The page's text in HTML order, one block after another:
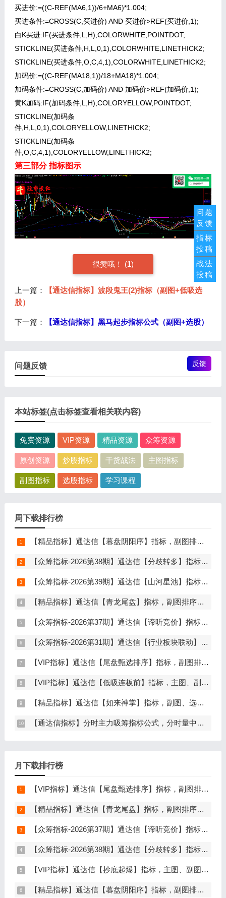
买进价:=((C-REF(MA6,1))/6+MA6)*1.004;
买进条件:=CROSS(C,买进价) AND 买进价>REF(买进价,1);
白K买进:IF(买进条件,L,H),COLORWHITE,POINTDOT;
STICKLINE(买进条件,H,L,0,1),COLORWHITE,LINETHICK2;
STICKLINE(买进条件,O,C,4,1),COLORWHITE,LINETHICK2;
加码价:=((C-REF(MA18,1))/18+MA18)*1.004;
加码条件:=CROSS(C,加码价) AND 加码价>REF(加码价,1);
黄K加码:IF(加码条件,L,H),COLORYELLOW,POINTDOT;
STICKLINE(加码条
件,H,L,0,1),COLORYELLOW,LINETHICK2;
STICKLINE(加码条
件,O,C,4,1),COLORYELLOW,LINETHICK2;
第三部分 指标图示
很赞哦！ (1)
上一篇：
【通达信指标】波段鬼王(2)指标（副图+低吸选
股）
下一篇： 【通达信指标】黑马起步指标公式（副图+选股）
问题反馈 反馈
本站标签(点击标签查看相关联内容)
免费资源 VIP资源 精品资源 众筹资源
原创资源 炒股指标 干货战法 主图指标
副图指标 选股指标 学习课程
周下载排行榜
【精品指标】通达信【暮盘阴阳序】指标，副图排序，尾盘选股，电脑版量化辅助工具，尾盘排序，信号全天不变，仅限电脑通达信使用
【众筹指标-2026第38期】通达信【分歧转多】指标，主图、副图、选股，首板分歧低吸二波行情，信号少，胜率高，手机电脑通达信通用
【众筹指标-2026第39期】通达信【山河星池】指标，主图、副图、选股，中短线趋势拐点与量能异动突破，信号少而精，手机电脑通达信通用
【精品指标】通达信【青龙尾盘】指标，副图排序，分时主图，排序潜伏，次日套利，信号可回看，超短策略，仅限电脑通达信使用
【众筹指标-2026第37期】通达信【谛听竞价】指标，副图排序、选股，原价5980元的早盘竞价指标，可回测历史数据，信号全天不变，开放源码可永久使用，手机电脑通达信通用
【众筹指标-2026第31期】通达信【行业板块联动】指标，主图、选股，精准捕捉板块行情，分清龙头补涨规避回落，无未来函数，仅支持电脑通达信
【VIP指标】通达信【尾盘甄选排序】指标，副图排序，短线打造的尾盘战法，今买明卖超短战法，信号可回测，仅限电脑通达信使用
【VIP指标】通达信【低吸连板前】指标，主图、副图、选股，埋伏连板前的节点，信号不漂移，手机电脑通达信通用
【精品指标】通达信【如来神掌】指标，副图、选股，有筹码进场，堪称金钻，仅限电脑通达信使用
【通达信指标】分时主力吸筹指标公式，分时量中显主力（分时副图）
月下载排行榜
【VIP指标】通达信【尾盘甄选排序】指标，副图排序，短线打造的尾盘战法，今买明卖超短战法，信号可回测，仅限电脑通达信使用
【精品指标】通达信【青龙尾盘】指标，副图排序，分时主图，排序潜伏，次日套利，信号可回看，超短策略，仅限电脑通达信使用
【众筹指标-2026第37期】通达信【谛听竞价】指标，副图排序、选股，原价5980元的早盘竞价指标，可回测历史数据，信号全天不变，开放源码可永久使用，手机电脑通达信通用
【众筹指标-2026第38期】通达信【分歧转多】指标，主图、副图、选股，首板分歧低吸二波行情，信号少，胜率高，手机电脑通达信通用
【VIP指标】通达信【抄底起爆】指标，主图、副图、选股，趋势缩量放量三重信号确认，解决抄底总在半山腰难题，手机电脑通达信通用
【精品指标】通达信【暮盘阴阳序】指标，副图排序，尾盘选股，电脑版量化辅助工具，尾盘排序，信号全天不变，仅限电脑通达信使用
问题
反馈
指标
投稿
战法
投稿